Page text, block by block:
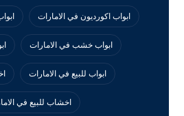
ابواب اكورديون في الامارات
ابواب خشب في الامارات
ابواب للبيع في الامارات
اخشاب للبيع في